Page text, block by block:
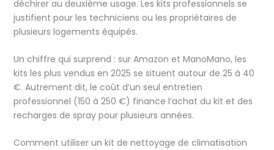
déchirer au deuxième usage. Les kits professionnels se
justifient pour les techniciens ou les propriétaires de
plusieurs logements équipés.
Un chiffre qui surprend : sur Amazon et ManoMano, les
kits les plus vendus en 2025 se situent autour de 25 à 40
€. Autrement dit, le coût d’un seul entretien
professionnel (150 à 250 €) finance l’achat du kit et des
recharges de spray pour plusieurs années.
Comment utiliser un kit de nettoyage de climatisation